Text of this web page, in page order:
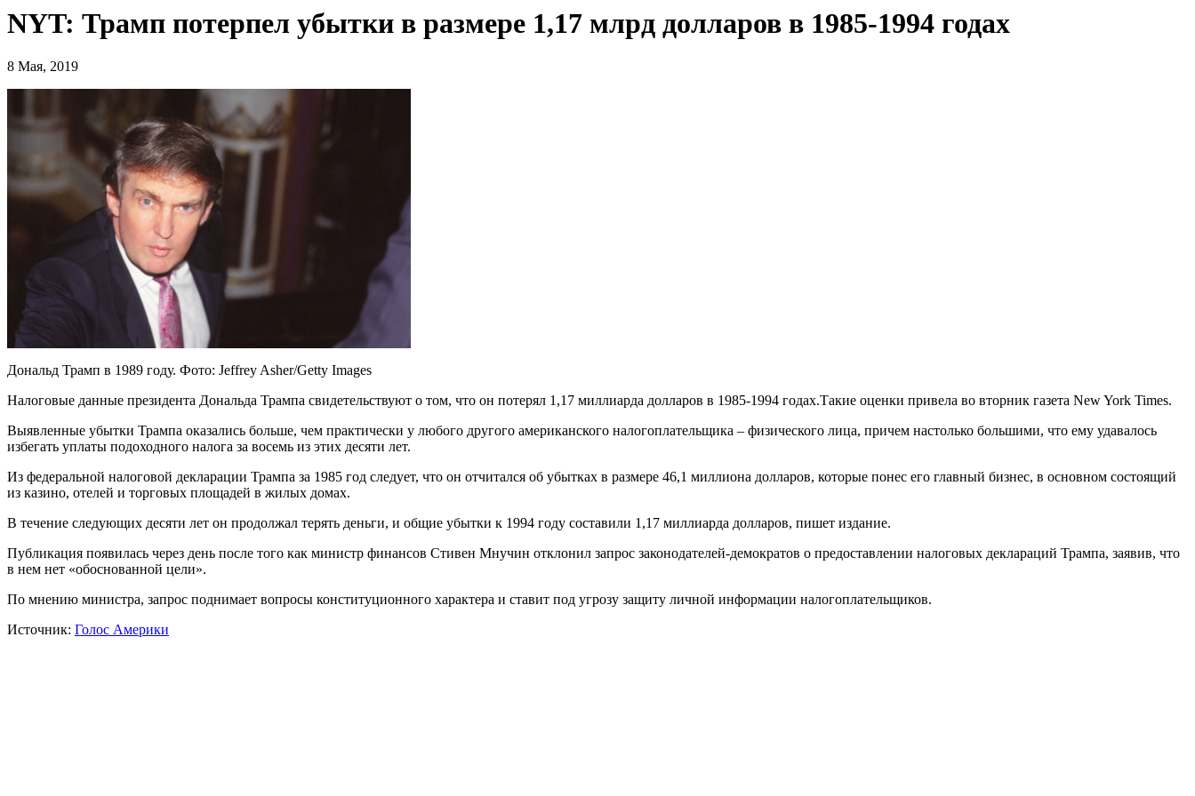
NYT: Трамп потерпел убытки в размере 1,17 млрд долларов в 1985-1994 годах
8 Мая, 2019
Дональд Трамп в 1989 году. Фото: Jeffrey Asher/Getty Images
Налоговые данные президента Дональда Трампа свидетельствуют о том, что он потерял 1,17 миллиарда долларов в 1985-1994 годах.Такие оценки привела во вторник газета New York Times.
Выявленные убытки Трампа оказались больше, чем практически у любого другого американского налогоплательщика – физического лица, причем настолько большими, что ему удавалось
избегать уплаты подоходного налога за восемь из этих десяти лет.
Из федеральной налоговой декларации Трампа за 1985 год следует, что он отчитался об убытках в размере 46,1 миллиона долларов, которые понес его главный бизнес, в основном состоящий
из казино, отелей и торговых площадей в жилых домах.
В течение следующих десяти лет он продолжал терять деньги, и общие убытки к 1994 году составили 1,17 миллиарда долларов, пишет издание.
Публикация появилась через день после того как министр финансов Стивен Мнучин отклонил запрос законодателей-демократов о предоставлении налоговых деклараций Трампа, заявив, что
в нем нет «обоснованной цели».
По мнению министра, запрос поднимает вопросы конституционного характера и ставит под угрозу защиту личной информации налогоплательщиков.
Источник: Голос Америки